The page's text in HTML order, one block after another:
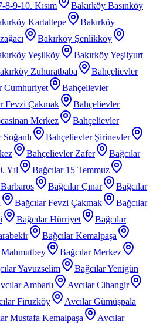
8-9-10. Kısım
Bakırköy Basınköy
Kartaltepe
Bakırköy
Bakırköy Şenlikköy
Yeşilköy
Bakırköy Yeşilyurt
Zuhuratbaba
Bahçelievler
Cumhuriyet
Bahçelievler
Fevzi Çakmak
Bahçelievler
Merkez
Bahçelievler
Bahçelievler Şirinevler
Bahçelievler Zafer
Bağcılar
Yıl
Bağcılar 15 Temmuz
Bağcılar Çınar
Bağcılar
Bağcılar Fevzi Çakmak
Bağcılar
Bağcılar Hürriyet
Bağcılar
Bağcılar Kemalpaşa
Mahmutbey
Bağcılar Merkez
Yavuzselim
Bağcılar Yenigün
Ambarlı
Avcılar Cihangir
Firuzköy
Avcılar Gümüşpala
Mustafa Kemalpaşa Avcılar